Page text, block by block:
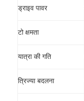
ड्राइव पावर
टो क्षमता
यात्रा की गति
त्रिज्या बदलना